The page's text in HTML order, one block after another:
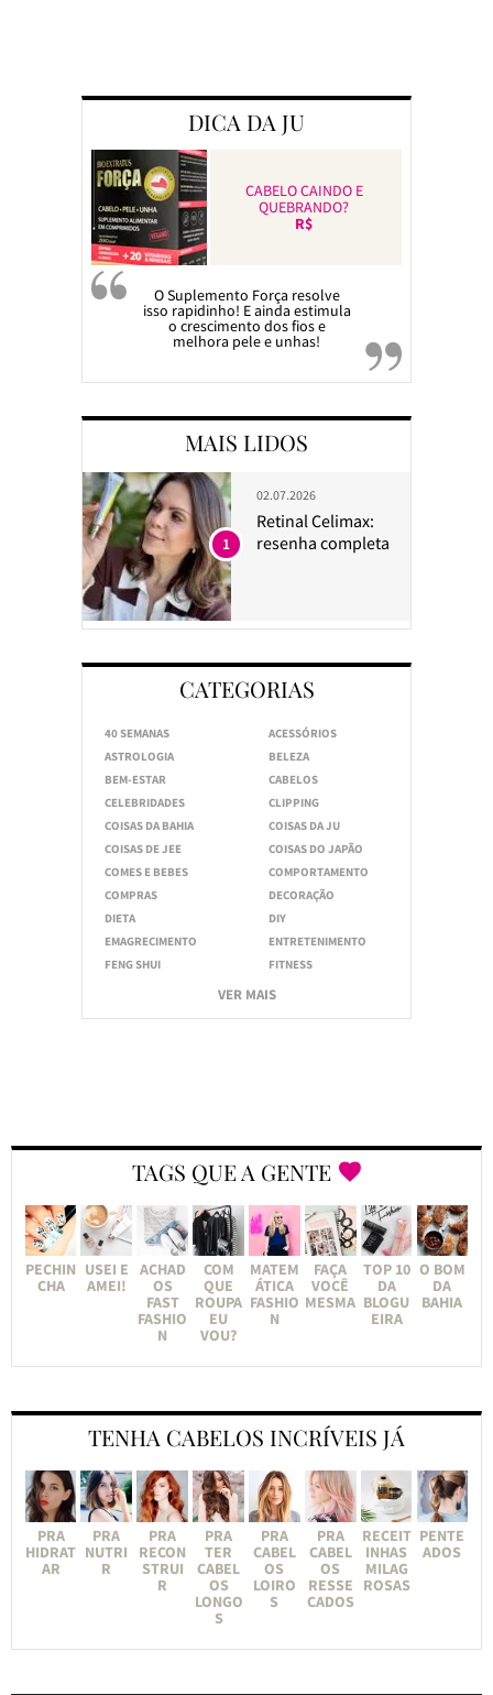
DICA DA JU
CABELO CAINDO E
QUEBRANDO?
R$
O Suplemento Força resolve
isso rapidinho! E ainda estimula
o crescimento dos fios e
melhora pele e unhas!
MAIS LIDOS
02.07.2026
Retinal Celimax:
resenha completa
1
CATEGORIAS
40 SEMANAS
ACESSÓRIOS
ASTROLOGIA
BELEZA
BEM-ESTAR
CABELOS
CELEBRIDADES
CLIPPING
COISAS DA BAHIA
COISAS DA JU
COISAS DE JEE
COISAS DO JAPÃO
COMES E BEBES
COMPORTAMENTO
COMPRAS
DECORAÇÃO
DIETA
DIY
EMAGRECIMENTO
ENTRETENIMENTO
FENG SHUI
FITNESS
VER MAIS
TAGS QUE A GENTE
PECHIN
CHA
USEI E
AMEI!
ACHAD
OS
FAST
FASHIO
N
COM
QUE
ROUPA
EU
VOU?
MATEM
ÁTICA
FASHIO
N
FAÇA
VOCÊ
MESMA
TOP 10
DA
BLOGU
EIRA
O BOM
DA
BAHIA
TENHA CABELOS INCRÍVEIS JÁ
PRA
HIDRAT
AR
PRA
NUTRI
R
PRA
RECON
STRUI
R
PRA
TER
CABEL
OS
LONGO
S
PRA
CABEL
OS
LOIRO
S
PRA
CABEL
OS
RESSE
CADOS
RECEIT
INHAS
MILAG
ROSAS
PENTE
ADOS